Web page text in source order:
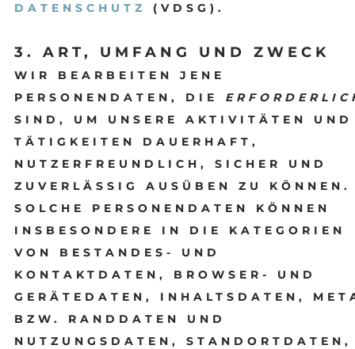
DATENSCHUTZ
(VDSG).
3. ART, UMFANG UND ZWECK
WIR BEARBEITEN JENE
PERSONENDATEN, DIE
SIND, UM UNSERE AKTIVITÄTEN UND
TÄTIGKEITEN DAUERHAFT,
NUTZERFREUNDLICH, SICHER UND
ZUVERLÄSSIG AUSÜBEN ZU KÖNNEN.
SOLCHE PERSONENDATEN KÖNNEN
INSBESONDERE IN DIE KATEGORIEN
VON BESTANDES- UND
KONTAKTDATEN, BROWSER- UND
GERÄTEDATEN, INHALTSDATEN,
BZW. RANDDATEN UND
NUTZUNGSDATEN, STANDORTDATEN,